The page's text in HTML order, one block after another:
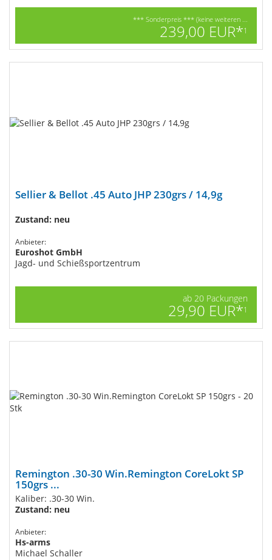
*** Sonderpreis *** (keine weiteren ...
239,00 EUR*1
Sellier & Bellot .45 Auto JHP 230grs / 14,9g
Zustand: neu
Anbieter:
Euroshot GmbH
Jagd- und Schießsportzentrum
ab 20 Packungen
29,90 EUR*1
Remington .30-30 Win.Remington CoreLokt SP
150grs ...
Kaliber: .30-30 Win.
Zustand: neu
Anbieter:
Hs-arms
Michael Schaller